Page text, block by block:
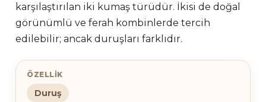
karşılaştırılan iki kumaş türüdür. İkisi de doğal
görünümlü ve ferah kombinlerde tercih
edilebilir; ancak duruşları farklıdır.
Duruş